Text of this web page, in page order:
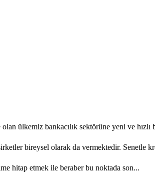
ülkemiz bankacılık sektörüne yeni ve hızlı
bireysel olarak da vermektedir. Senetle
hitap etmek ile beraber bu noktada son...